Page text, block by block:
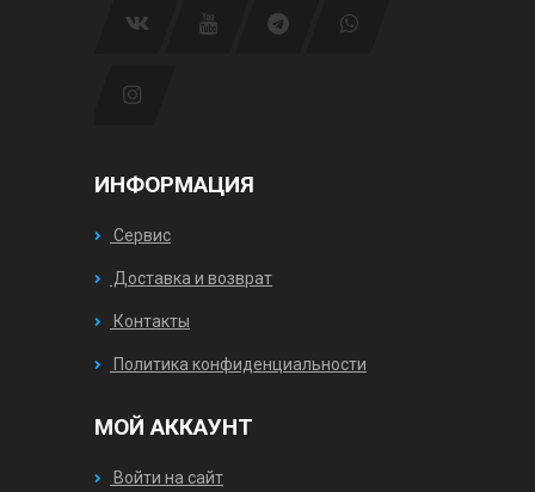
ИНФОРМАЦИЯ
Сервис
Доставка и возврат
Контакты
Политика конфиденциальности
МОЙ АККАУНТ
Войти на сайт